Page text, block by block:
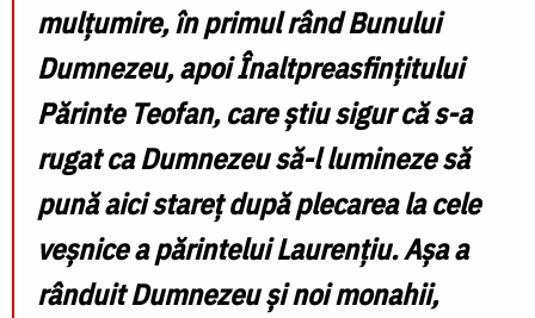
mulțumire, în primul rând Bunului
Dumnezeu, apoi Înaltpreasfințitului
Părinte Teofan, care știu sigur că s-a
rugat ca Dumnezeu să-l lumineze să
pună aici stareț după plecarea la cele
veșnice a părintelui Laurențiu. Așa a
rânduit Dumnezeu și noi monahii,